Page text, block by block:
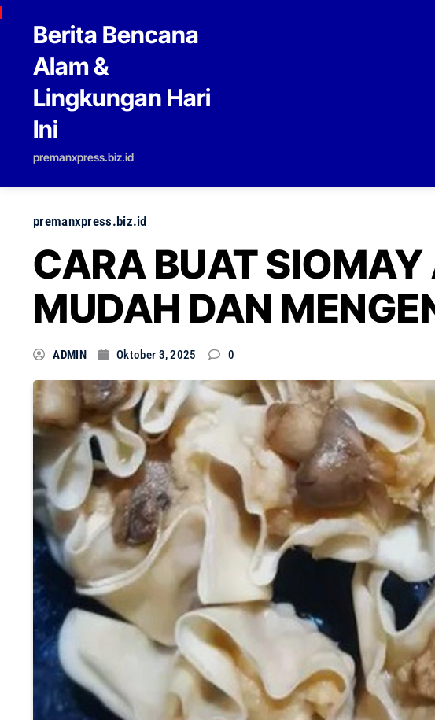
Skip to content
Berita Bencana
Alam &
Lingkungan Hari
Ini
premanxpress.biz.id
premanxpress.biz.id
CARA BUAT
MUDAH DAN
ADMIN Oktober 3, 2025 0